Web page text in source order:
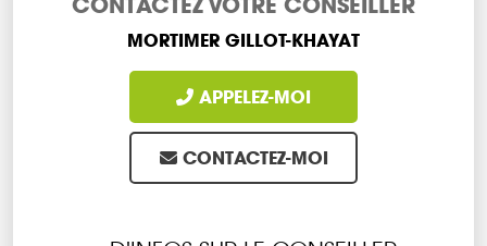
MORTIMER GILLOT-KHAYAT
APPELEZ-MOI
CONTACTEZ-MOI